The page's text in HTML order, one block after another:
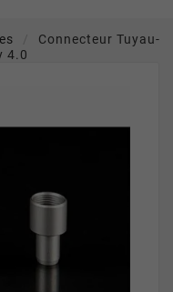
Connecteur Tuyau-
4.0